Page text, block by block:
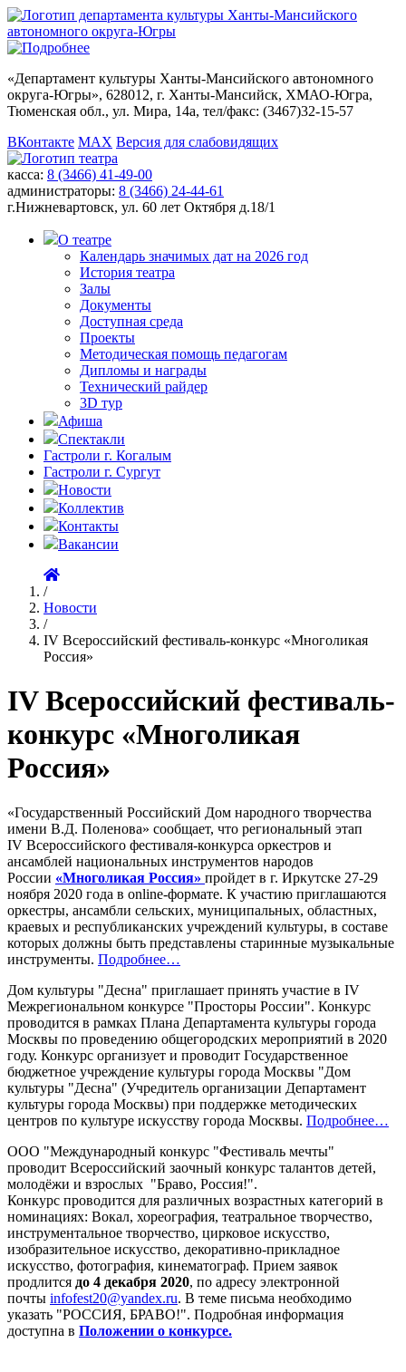
«Департамент культуры Ханты-Мансийского автономного
округа-Югры», 628012, г. Ханты-Мансийск, ХМАО-Югра,
Тюменская обл., ул. Мира, 14а, тел/факс: (3467)32-15-57
ВКонтакте MAX Версия для слабовидящих
касса: 8 (3466) 41-49-00
администраторы: 8 (3466) 24-44-61
г.Нижневартовск, ул. 60 лет Октября д.18/1
О театре
Календарь значимых дат на 2026 год
История театра
Залы
Документы
Доступная среда
Проекты
Методическая помощь педагогам
Дипломы и награды
Технический райдер
3D тур
Афиша
Спектакли
Гастроли г. Когалым
Гастроли г. Сургут
Новости
Коллектив
Контакты
Вакансии
/
Новости
/
IV Всероссийский фестиваль-конкурс «Многоликая
Россия»
IV Всероссийский фестиваль-
конкурс «Многоликая
Россия»
«Государственный Российский Дом народного творчества
имени В.Д. Поленова» сообщает, что региональный этап
IV Всероссийского фестиваля-конкурса оркестров и
ансамблей национальных инструментов народов
России «Многоликая Россия» пройдет в г. Иркутске 27-29
ноября 2020 года в online-формате. К участию приглашаются
оркестры, ансамбли сельских, муниципальных, областных,
краевых и республиканских учреждений культуры, в составе
которых должны быть представлены старинные музыкальные
инструменты. Подробнее…
Дом культуры "Десна" приглашает принять участие в IV
Межрегиональном конкурсе "Просторы России". Конкурс
проводится в рамках Плана Департамента культуры города
Москвы по проведению общегородских мероприятий в 2020
году. Конкурс организует и проводит Государственное
бюджетное учреждение культуры города Москвы "Дом
культуры "Десна" (Учредитель организации Департамент
культуры города Москвы) при поддержке методических
центров по культуре искусству города Москвы. Подробнее…
ООО "Международный конкурс "Фестиваль мечты"
проводит Всероссийский заочный конкурс талантов детей,
молодёжи и взрослых "Браво, Россия!".
Конкурс проводится для различных возрастных категорий в
номинациях: Вокал, хореография, театральное творчество,
инструментальное творчество, цирковое искусство,
изобразительное искусство, декоративно-прикладное
искусство, фотография, кинематограф. Прием заявок
продлится до 4 декабря 2020, по адресу электронной
почты infofest20@yandex.ru. В теме письма необходимо
указать "РОССИЯ, БРАВО!". Подробная информация
доступна в Положении о конкурсе.